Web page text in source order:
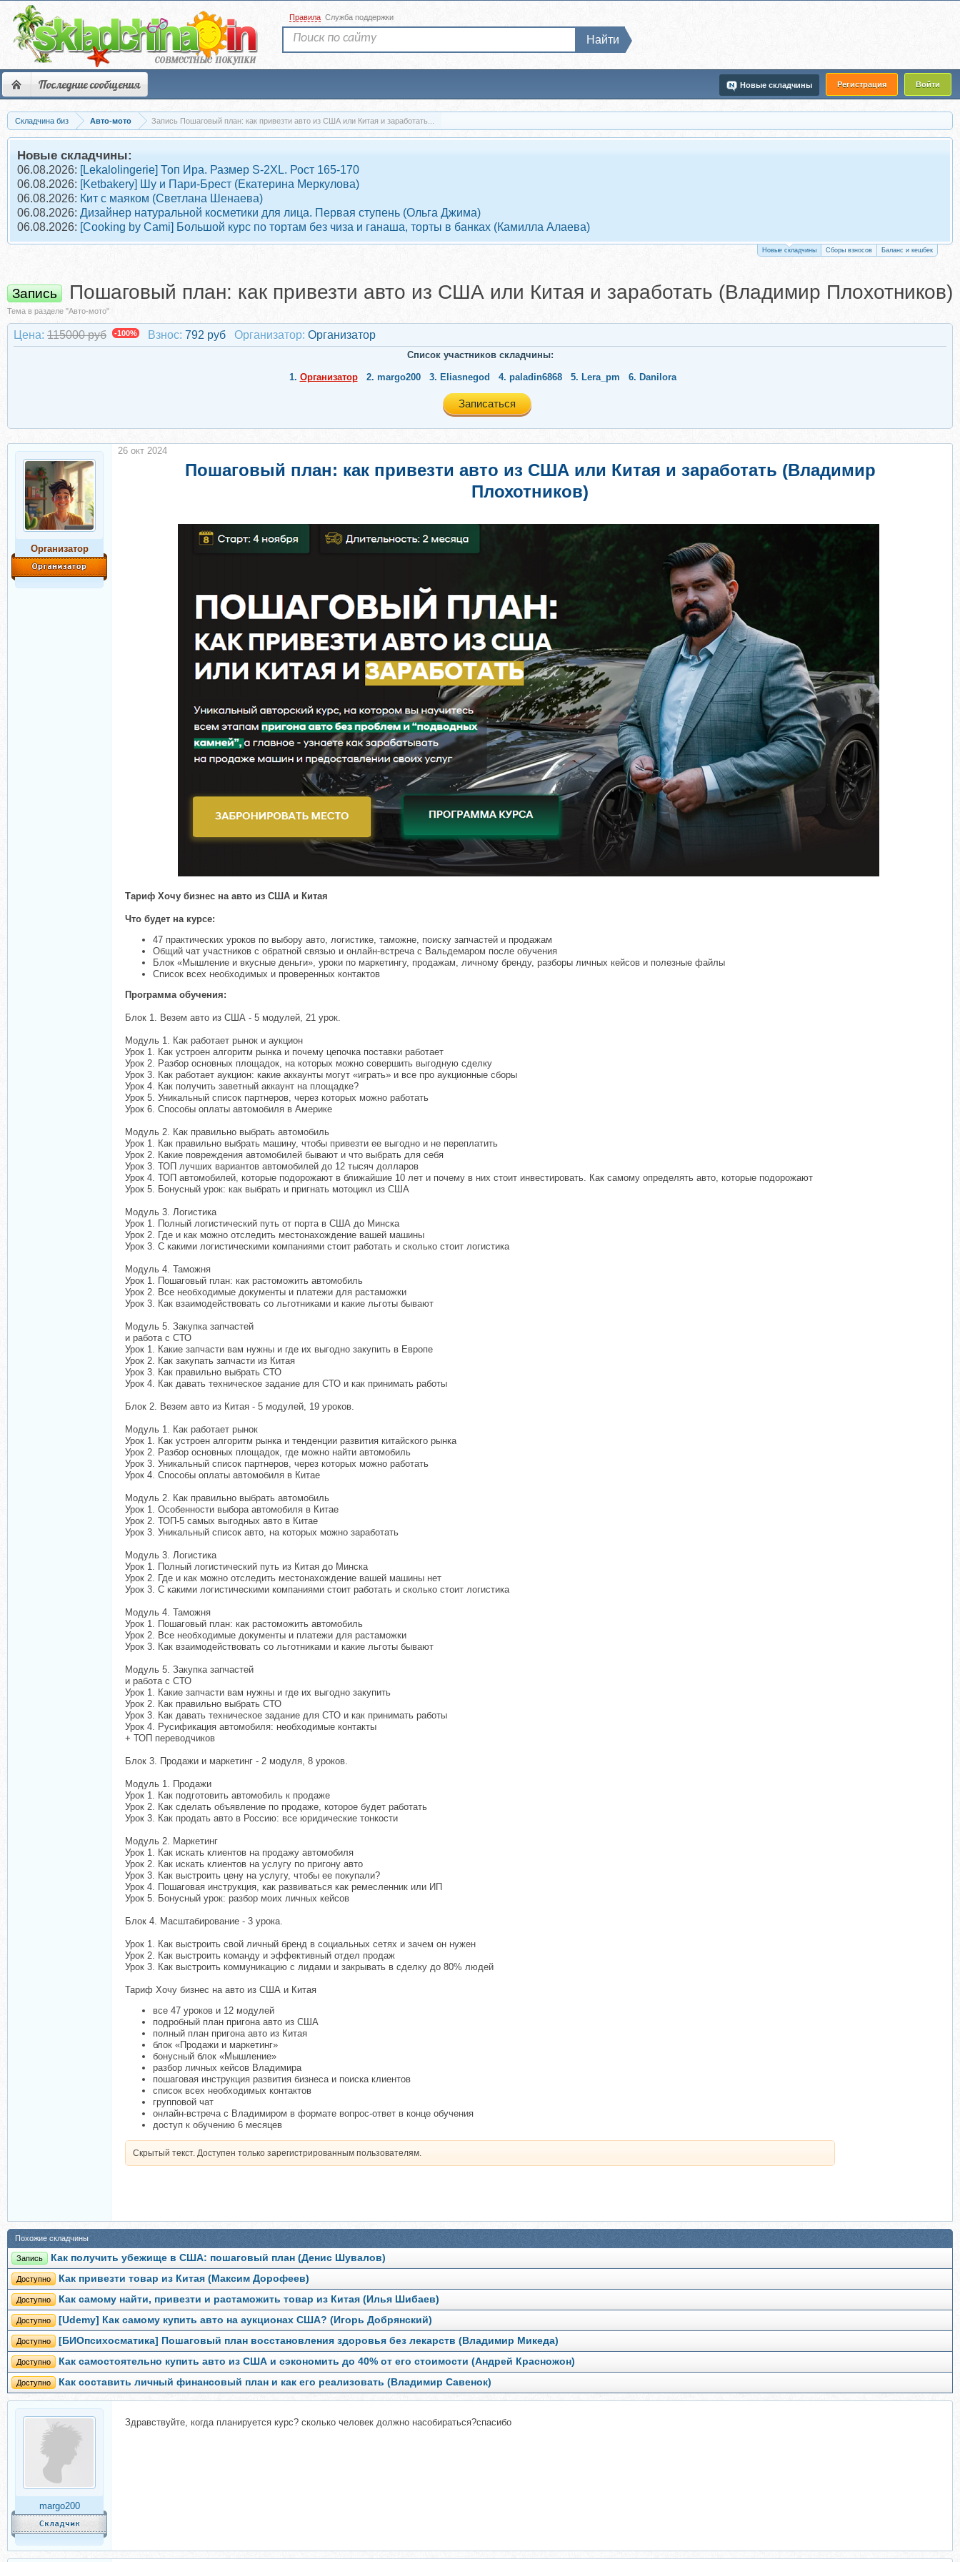
Последние сообщения Регистрация Войти
Новые складчины
Правила Служба поддержки
Найти
Складчина биз Авто-мото Запись Пошаговый план: как привезти авто из США или Китая и заработать...
Новые складчины:
06.08.2026: [Lekalolingerie] Топ Ира. Размер S-2XL. Рост 165-170
06.08.2026: [Ketbakery] Шу и Пари-Брест (Екатерина Меркулова)
06.08.2026: Кит с маяком (Светлана Шенаева)
06.08.2026: Дизайнер натуральной косметики для лица. Первая ступень (Ольга Джима)
06.08.2026: [Cooking by Cami] Большой курс по тортам без чиза и ганаша, торты в банках (Камилла Алаева)
Новые складчины Сборы взносов Баланс и кешбек
Запись Пошаговый план: как привезти авто из США или Китая и заработать (Владимир Плохотников)
Тема в разделе "Авто-мото"
Цена: 115000 руб -100% Взнос: 792 руб Организатор: Организатор
Список участников складчины:
1. Организатор 2. margo200 3. Eliasnegod 4. paladin6868 5. Lera_pm 6. Danilora
Записаться
Организатор
Пошаговый план: как привезти авто из США или Китая и заработать (Владимир
Плохотников)
Тариф Хочу бизнес на авто из США и Китая
Что будет на курсе:
47 практических уроков по выбору авто, логистике, таможне, поиску запчастей и продажам
Общий чат участников с обратной связью и онлайн-встреча с Вальдемаром после обучения
Блок «Мышление и вкусные деньги», уроки по маркетингу, продажам, личному бренду, разборы личных кейсов и полезные файлы
Список всех необходимых и проверенных контактов
Программа обучения:
Блок 1. Везем авто из США - 5 модулей, 21 урок.
Модуль 1. Как работает рынок и аукцион
Урок 1. Как устроен алгоритм рынка и почему цепочка поставки работает
Урок 2. Разбор основных площадок, на которых можно совершить выгодную сделку
Урок 3. Как работает аукцион: какие аккаунты могут «играть» и все про аукционные сборы
Урок 4. Как получить заветный аккаунт на площадке?
Урок 5. Уникальный список партнеров, через которых можно работать
Урок 6. Способы оплаты автомобиля в Америке
Модуль 2. Как правильно выбрать автомобиль
Урок 1. Как правильно выбрать машину, чтобы привезти ее выгодно и не переплатить
Урок 2. Какие повреждения автомобилей бывают и что выбрать для себя
Урок 3. ТОП лучших вариантов автомобилей до 12 тысяч долларов
Урок 4. ТОП автомобилей, которые подорожают в ближайшие 10 лет и почему в них стоит инвестировать. Как самому определять авто, которые подорожают
Урок 5. Бонусный урок: как выбрать и пригнать мотоцикл из США
Модуль 3. Логистика
Урок 1. Полный логистический путь от порта в США до Минска
Урок 2. Где и как можно отследить местонахождение вашей машины
Урок 3. С какими логистическими компаниями стоит работать и сколько стоит логистика
Модуль 4. Таможня
Урок 1. Пошаговый план: как растоможить автомобиль
Урок 2. Все необходимые документы и платежи для растаможки
Урок 3. Как взаимодействовать со льготниками и какие льготы бывают
Модуль 5. Закупка запчастей
и работа с СТО
Урок 1. Какие запчасти вам нужны и где их выгодно закупить в Европе
Урок 2. Как закупать запчасти из Китая
Урок 3. Как правильно выбрать СТО
Урок 4. Как давать техническое задание для СТО и как принимать работы
Блок 2. Везем авто из Китая - 5 модулей, 19 уроков.
Модуль 1. Как работает рынок
Урок 1. Как устроен алгоритм рынка и тенденции развития китайского рынка
Урок 2. Разбор основных площадок, где можно найти автомобиль
Урок 3. Уникальный список партнеров, через которых можно работать
Урок 4. Способы оплаты автомобиля в Китае
Модуль 2. Как правильно выбрать автомобиль
Урок 1. Особенности выбора автомобиля в Китае
Урок 2. ТОП-5 самых выгодных авто в Китае
Урок 3. Уникальный список авто, на которых можно заработать
Модуль 3. Логистика
Урок 1. Полный логистический путь из Китая до Минска
Урок 2. Где и как можно отследить местонахождение вашей машины нет
Урок 3. С какими логистическими компаниями стоит работать и сколько стоит логистика
Модуль 4. Таможня
Урок 1. Пошаговый план: как растоможить автомобиль
Урок 2. Все необходимые документы и платежи для растаможки
Урок 3. Как взаимодействовать со льготниками и какие льготы бывают
Модуль 5. Закупка запчастей
и работа с СТО
Урок 1. Какие запчасти вам нужны и где их выгодно закупить
Урок 2. Как правильно выбрать СТО
Урок 3. Как давать техническое задание для СТО и как принимать работы
Урок 4. Русификация автомобиля: необходимые контакты
+ ТОП переводчиков
Блок 3. Продажи и маркетинг - 2 модуля, 8 уроков.
Модуль 1. Продажи
Урок 1. Как подготовить автомобиль к продаже
Урок 2. Как сделать объявление по продаже, которое будет работать
Урок 3. Как продать авто в Россию: все юридические тонкости
Модуль 2. Маркетинг
Урок 1. Как искать клиентов на продажу автомобиля
Урок 2. Как искать клиентов на услугу по пригону авто
Урок 3. Как выстроить цену на услугу, чтобы ее покупали?
Урок 4. Пошаговая инструкция, как развиваться как ремесленник или ИП
Урок 5. Бонусный урок: разбор моих личных кейсов
Блок 4. Масштабирование - 3 урока.
Урок 1. Как выстроить свой личный бренд в социальных сетях и зачем он нужен
Урок 2. Как выстроить команду и эффективный отдел продаж
Урок 3. Как выстроить коммуникацию с лидами и закрывать в сделку до 80% людей
Тариф Хочу бизнес на авто из США и Китая
все 47 уроков и 12 модулей
подробный план пригона авто из США
полный план пригона авто из Китая
блок «Продажи и маркетинг»
бонусный блок «Мышление»
разбор личных кейсов Владимира
пошаговая инструкция развития бизнеса и поиска клиентов
список всех необходимых контактов
групповой чат
онлайн-встреча с Владимиром в формате вопрос-ответ в конце обучения
доступ к обучению 6 месяцев
Скрытый текст. Доступен только зарегистрированным пользователям.
26 окт 2024
Похожие складчины
Запись Как получить убежище в США: пошаговый план (Денис Шувалов)
Доступно Как привезти товар из Китая (Максим Дорофеев)
Доступно Как самому найти, привезти и растаможить товар из Китая (Илья Шибаев)
Доступно [Udemy] Как самому купить авто на аукционах США? (Игорь Добрянский)
Доступно [БИОпсихосматика] Пошаговый план восстановления здоровья без лекарств (Владимир Микеда)
Доступно Как самостоятельно купить авто из США и сэкономить до 40% от его стоимости (Андрей Красножон)
Доступно Как составить личный финансовый план и как его реализовать (Владимир Савенок)
margo200
Здравствуйте, когда планируется курс? сколько человек должно насобираться?спасибо